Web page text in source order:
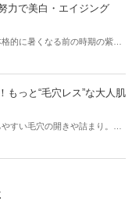
ドするために、日やけ止めの
力で美白・エイジング
的に暑くなる前の時期の紫外
注意！また紫外線を浴びるこ
のリスクにつながるなどの肌
、そんな大人の肌ケアには欠
もっと“毛穴レス”な大人肌
すい毛穴の開きや詰まり。夏
イプ別にお手入れ方法をご紹